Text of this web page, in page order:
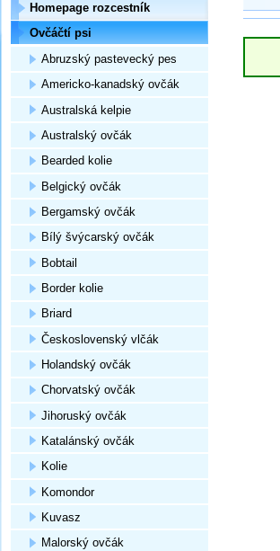
Homepage rozcestník
Ovčáčtí psi
Abruzský pastevecký pes
Americko-kanadský ovčák
Australská kelpie
Australský ovčák
Bearded kolie
Belgický ovčák
Bergamský ovčák
Bílý švýcarský ovčák
Bobtail
Border kolie
Briard
Československý vlčák
Holandský ovčák
Chorvatský ovčák
Jihoruský ovčák
Katalánský ovčák
Kolie
Komondor
Kuvasz
Malorský ovčák